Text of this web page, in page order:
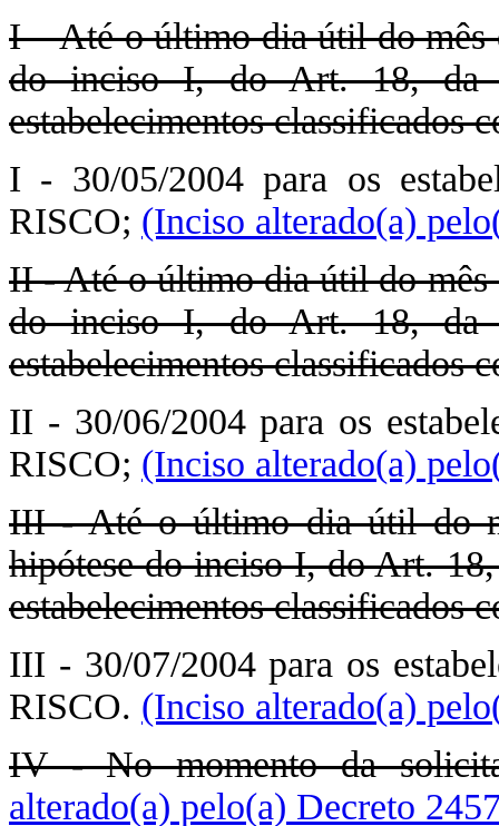
I – Até o último dia útil do mês
do inciso I, do Art. 18, da
estabelecimentos classificados
I - 30/05/2004 para os
RISCO; (Inciso alterado(a)
II - Até o último dia útil do mês
do inciso I, do Art. 18, da
estabelecimentos classificados
II - 30/06/2004 para os
RISCO; (Inciso alterado(a)
III - Até o último dia útil do
hipótese do inciso I, do Art.
estabelecimentos
III - 30/07/2004 para os
RISCO. (Inciso alterado(a)
IV - No momento da
alterado(a) pelo(a) Decreto